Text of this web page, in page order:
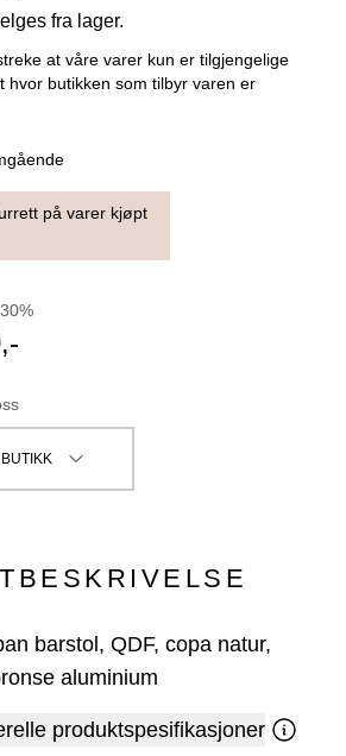
fra lager.
at våre varer kun er tilgjengelige
hvor butikken som tilbyr varen er
på varer kjøpt
30%
,-
barstol, QDF, copa natur,
aluminium
produktspesifikasjoner